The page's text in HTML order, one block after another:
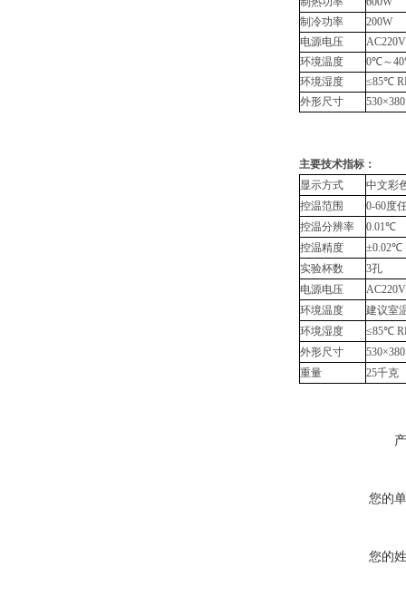
制冷功率
200W
电源电压
环境温度
0℃～
环境湿度
≤85℃
外形尺寸
主要技术指标：
显示方式
中文彩
控温范围
0-60度
控温分辨率
0.01℃
控温精度
±0.02℃
实验杯数
3孔
电源电压
环境温度
建议室
环境湿度
≤85℃
外形尺寸
重量
25千克
您的
您的